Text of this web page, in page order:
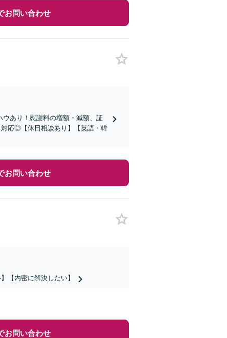
お問い合わせ
ウあり！慰謝料の増額・減額、証
応◎【休日相談あり】【英語・韓
お問い合わせ
【内密に解決したい】
お問い合わせ